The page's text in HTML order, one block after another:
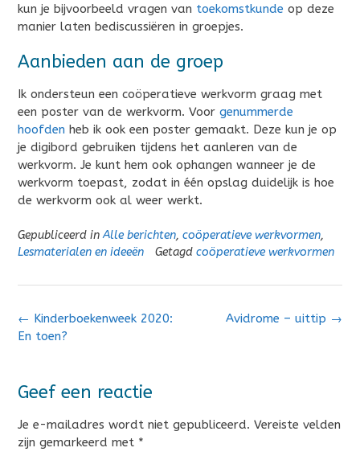
kun je bijvoorbeeld vragen van toekomstkunde op deze
manier laten bediscussiëren in groepjes.
Aanbieden aan de groep
Ik ondersteun een coöperatieve werkvorm graag met
een poster van de werkvorm. Voor genummerde
hoofden heb ik ook een poster gemaakt. Deze kun je op
je digibord gebruiken tijdens het aanleren van de
werkvorm. Je kunt hem ook ophangen wanneer je de
werkvorm toepast, zodat in één opslag duidelijk is hoe
de werkvorm ook al weer werkt.
Gepubliceerd inAlle berichten, coöperatieve werkvormen,
Lesmaterialen en ideeën
Getagd coöperatieve werkvormen
Bericht
navigatie
Avidrome – uittip →
← Kinderboekenweek 2020:
En toen?
Geef een reactie
Je e-mailadres wordt niet gepubliceerd. Vereiste velden
zijn gemarkeerd met *